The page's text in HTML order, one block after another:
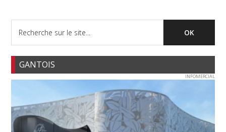
GANTOIS
INFOMERCIAL